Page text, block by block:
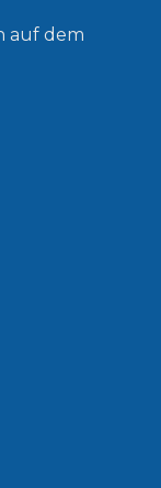
auf dem